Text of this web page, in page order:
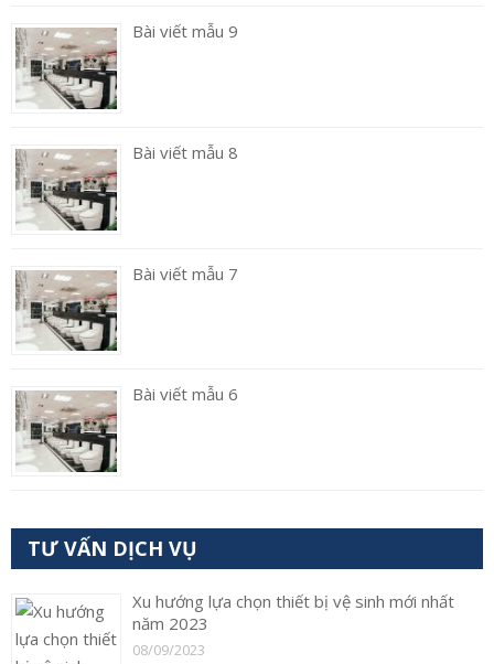
Bài viết mẫu 9
Bài viết mẫu 8
Bài viết mẫu 7
Bài viết mẫu 6
TƯ VẤN DỊCH VỤ
Xu hướng lựa chọn thiết bị vệ sinh mới nhất
năm 2023
08/09/2023